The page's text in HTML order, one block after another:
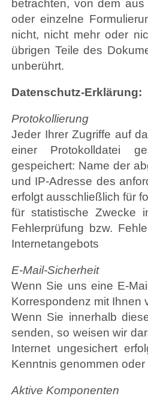
betrachten, von dem
oder einzelne
nicht, nicht mehr oder
übrigen Teile des
unberührt.
Datenschutz-Erklärung:
Protokollierung
Jeder Ihrer Zugriffe auf
einer Protokolldatei
gespeichert: Name der
und IP-Adresse des
erfolgt ausschließlich für
für statistische Zwecke
Fehlerprüfung bzw.
Internetangebots
E-Mail-Sicherheit
Wenn Sie uns eine E-
Korrespondenz mit Ihnen
Wenn Sie innerhalb
senden, so weisen wir
Internet ungesichert
Kenntnis genommen
Aktive Komponenten